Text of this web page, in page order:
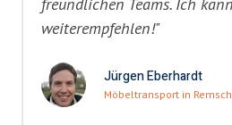
weiterempfehlen!"
Jürgen Eberhardt
Möbeltransport in